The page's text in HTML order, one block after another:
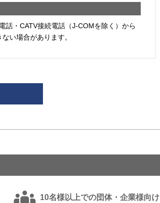
・CATV接続電話（J-COMを除く）から
い場合があります。
10名様以上での団体・企業様向け